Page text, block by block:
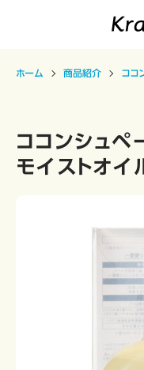
ホーム 商品紹介 ココ
ココンシュ
モイストオイ